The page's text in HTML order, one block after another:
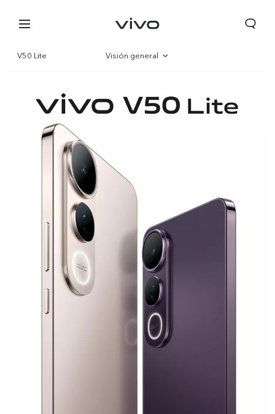
V50 Lite Visión general
Especificaciones